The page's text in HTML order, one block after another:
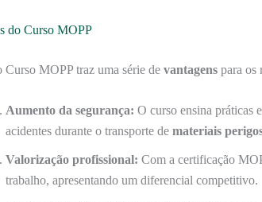
do Curso MOPP
Curso MOPP traz uma série de vantagens para os
Aumento da segurança: O curso ensina práticas
acidentes durante o transporte de materiais
Valorização profissional: Com a certificação
trabalho, apresentando um diferencial competitivo.